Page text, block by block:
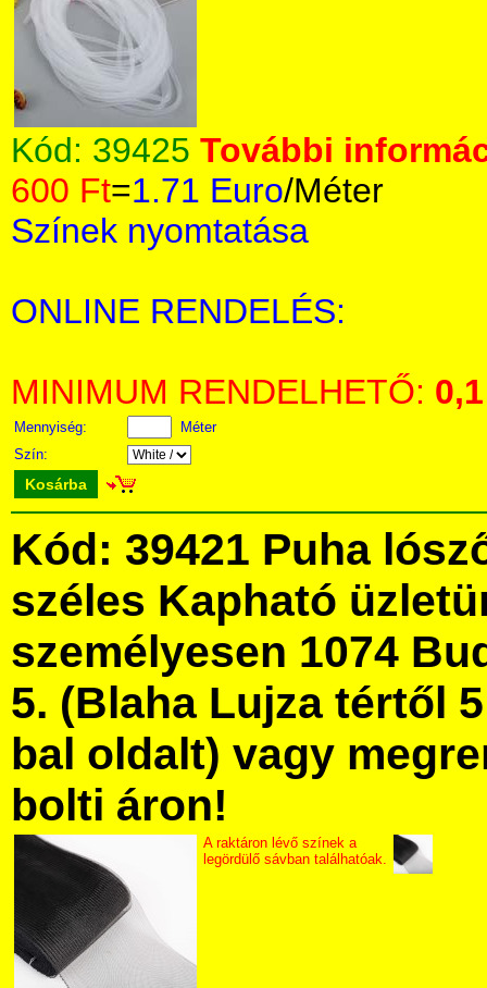
Kód: 39425 További
600 Ft=1.71 Euro/Méter
Színek nyomtatása
ONLINE RENDELÉS:
MINIMUM RENDELHETŐ: 0,1
Mennyiség:
Méter
Szín:
Kosárba
Kód: 39421 Puha
széles Kapható
személyesen 1074
5. (Blaha Lujza tértől
bal oldalt) vagy
bolti áron!
A raktáron lévő színek a
legördülő sávban találhatóak.